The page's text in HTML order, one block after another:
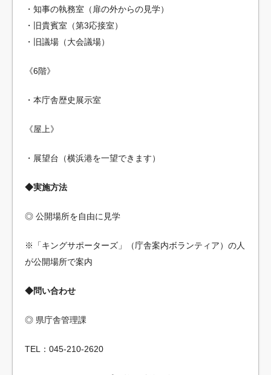
・知事の執務室（扉の外からの見学）
・旧貴賓室（第3応接室）
・旧議場（大会議場）
《6階》
・本庁舎歴史展示室
《屋上》
・展望台（横浜港を一望できます）
◆実施方法
◎ 公開場所を自由に見学
※「キングサポーターズ」（庁舎案内ボランティア）の人
が公開場所で案内
◆問い合わせ
◎ 県庁舎管理課
TEL：045-210-2620